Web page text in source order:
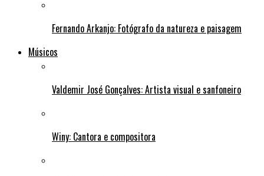
Fernando Arkanjo: Fotógrafo da natureza e paisagem
Músicos
Valdemir José Gonçalves: Artista visual e sanfoneiro
Winy: Cantora e compositora